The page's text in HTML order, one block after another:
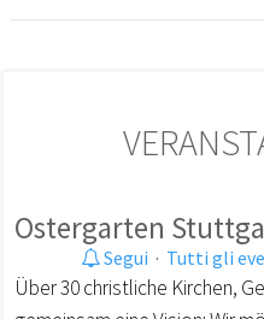
Ostergarten
Segui · Tutti gli
Über 30 christliche Kirchen,